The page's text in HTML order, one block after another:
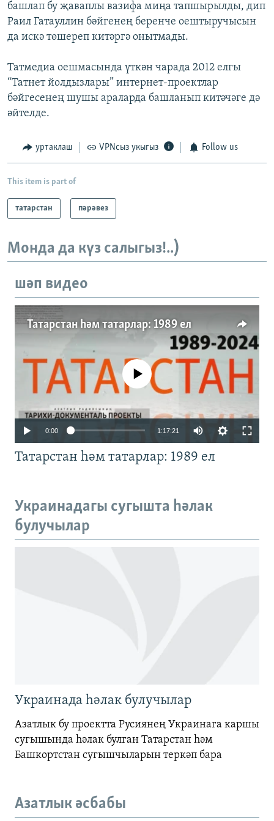
башлап бу җаваплы вазифа миңа тапшырылды, дип
Раил Гатауллин бәйгенең беренче оештыручысын
да искә төшереп китәргә онытмады.
Татмедиа оешмасында үткән чарада 2012 елгы
“Татнет йолдызлары” интернет-проектлар
бәйгесенең шушы араларда башланып китәчәге дә
әйтелде.
уртаклаш VPNсыз укыгыз Follow us
This item is part of
татарстан пәрәвез
Монда да күз салыгыз!..)
шәп видео
Татарстан һәм татарлар: 1989 ел
No media source currently available
0:00 1:17:21
720p
Татарстан һәм татарлар: 1989 ел
Украинадагы сугышта һәлак
булучылар
Украинада һәлак булучылар
Азатлык бу проектта Русиянең Украинага каршы
сугышында һәлак булган Татарстан һәм
Башкортстан сугышчыларын теркәп бара
Азатлык әсбабы